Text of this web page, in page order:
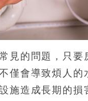
見的問題，只要
僅會導致煩人的
施造成長期的損